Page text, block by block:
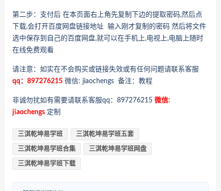
第二步：支付后 在本页面右上角先复制下边的提取密码,然后点
下载,会打开百度网盘链接地址 输入刚才复制的密码 然后将文件
选中保存到自己的百度网盘,就可以在手机上,电视上,电脑上随时
在线免费观看
请注意：如实在不会购买或链接失效或有任何问题请联系客服
qq：897276215 微信: jiaochengs 备注：教程
非诚勿扰如有需要请联系客服qq：897276215 微信:
jiaochengs 定制
三淇乾坤易学班 三淇乾坤易学班五套
三淇乾坤易学班合集 三淇乾坤易学班网盘
三淇乾坤易学班下载